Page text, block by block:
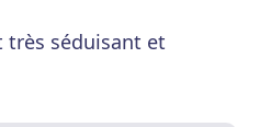
très séduisant et